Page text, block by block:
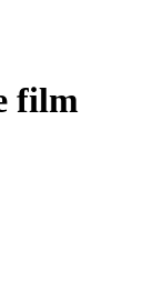
film